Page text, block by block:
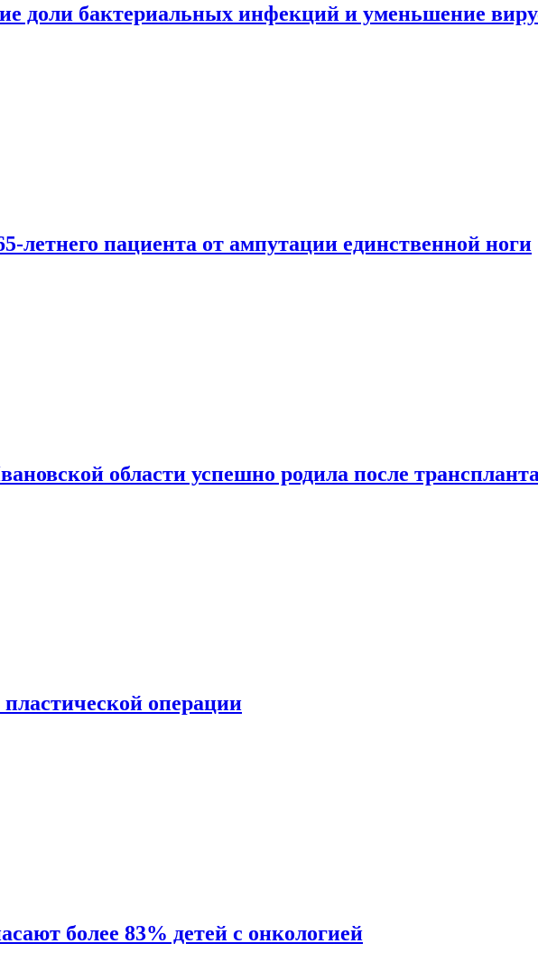
доли бактериальных инфекций и уменьшение
летнего пациента от ампутации единственной ноги
области успешно родила после
пластической операции
более 83% детей с онкологией